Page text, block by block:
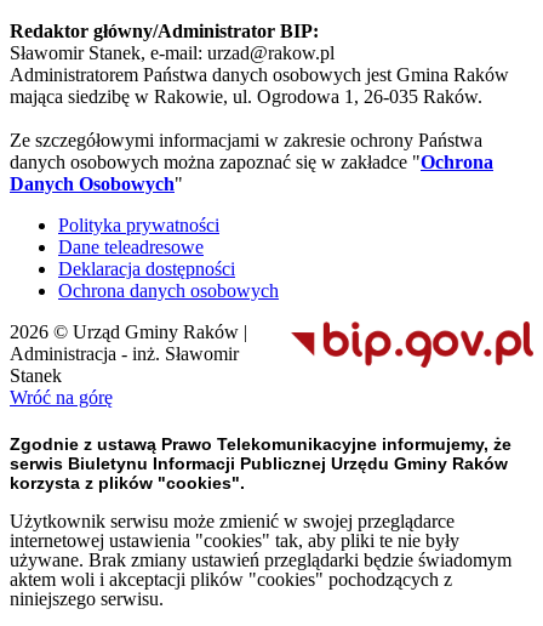
Redaktor główny/Administrator BIP:
Sławomir Stanek, e-mail: urzad@rakow.pl
Administratorem Państwa danych osobowych jest Gmina Raków
mająca siedzibę w Rakowie, ul. Ogrodowa 1, 26-035 Raków.
Ze szczegółowymi informacjami w zakresie ochrony Państwa
danych osobowych można zapoznać się w zakładce "Ochrona
Danych Osobowych"
Polityka prywatności
Dane teleadresowe
Deklaracja dostępności
Ochrona danych osobowych
2026 © Urząd Gminy Raków |
Administracja - inż. Sławomir
Stanek
Wróć na górę
Zgodnie z ustawą Prawo Telekomunikacyjne informujemy, że
serwis Biuletynu Informacji Publicznej Urzędu Gminy Raków
korzysta z plików "cookies".
Użytkownik serwisu może zmienić w swojej przeglądarce
internetowej ustawienia "cookies" tak, aby pliki te nie były
używane. Brak zmiany ustawień przeglądarki będzie świadomym
aktem woli i akceptacji plików "cookies" pochodzących z
niniejszego serwisu.